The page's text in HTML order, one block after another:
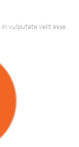
vulputate velit esse